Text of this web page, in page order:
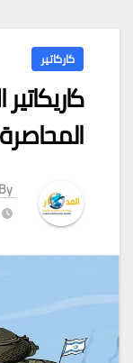
كاركاتير
By